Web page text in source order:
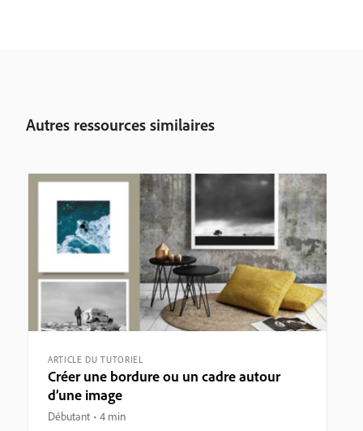
Autres ressources similaires
ARTICLE DU TUTORIEL
Créer une bordure ou un cadre autour
d’une image
Débutant 4 min